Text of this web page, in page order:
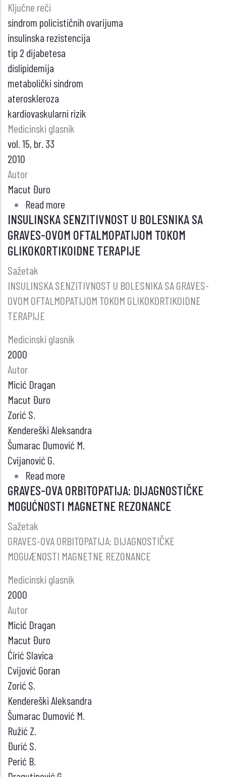
ART
Ključne reči
sindrom policističnih ovarijuma
insulinska rezistencija
tip 2 dijabetesa
dislipidemija
metabolički sindrom
ateroskleroza
kardiovaskularni rizik
Medicinski glasnik
vol. 15, br. 33
2010
Autor
Macut Đuro
Read more
METABOLIČKE
KARAKTERISTIKE
SINDROMA
OVARIJUMA
INSULINSKA SENZITIVNOST U BOLESNIKA SA
GRAVES-OVOM OFTALMOPATIJOM TOKOM
GLIKOKORTIKOIDNE TERAPIJE
Sažetak
INSULINSKA SENZITIVNOST U BOLESNIKA SA GRAVES-
OVOM OFTALMOPATIJOM TOKOM GLIKOKORTIKOIDNE
TERAPIJE
Medicinski glasnik
2000
Autor
Micić Dragan
Macut Đuro
Zorić S.
Kendereški Aleksandra
Šumarac Dumović M.
Cvijanović G.
Read more
INSULINSKA
SENZITIVNOST
BOLESNIKA
SA
OVOM
GRAVES-OVA ORBITOPATIJA: DIJAGNOSTIČKE
MOGUĆNOSTI MAGNETNE REZONANCE
Sažetak
GRAVES-OVA ORBITOPATIJA: DIJAGNOSTIČKE
MOGUÆNOSTI MAGNETNE REZONANCE
Medicinski glasnik
2000
Autor
Micić Dragan
Macut Đuro
Ćirić Slavica
Cvijović Goran
Zorić S.
Kendereški Aleksandra
Šumarac Dumović M.
Ružić Z.
Đurić S.
Perić B.